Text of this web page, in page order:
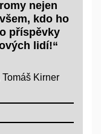
nejen
kdo ho
příspěvky
lidí!“
Kirner